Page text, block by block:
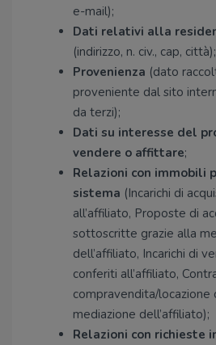
e-mail);
Dati relativi alla
(indirizzo, n. civ., cap, città);
Provenienza (dato
proveniente dal sito
da terzi);
Dati su interesse del
vendere o affittare;
Relazioni con immobili
sistema (Incarichi di
all’affiliato, Proposte di
sottoscritte grazie alla
dell’affiliato, Incarichi di
conferiti all’affiliato,
compravendita/locazione
mediazione dell’affiliato);
Relazioni con richieste